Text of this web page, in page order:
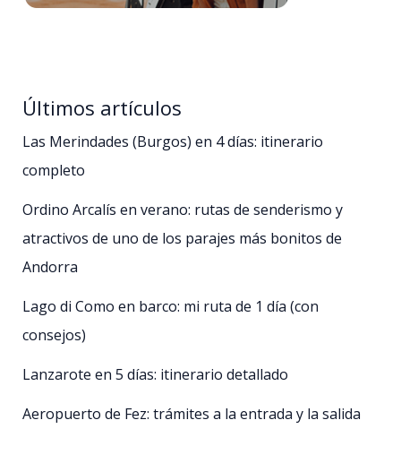
Últimos artículos
Las Merindades (Burgos) en 4 días: itinerario
completo
Ordino Arcalís en verano: rutas de senderismo y
atractivos de uno de los parajes más bonitos de
Andorra
Lago di Como en barco: mi ruta de 1 día (con
consejos)
Lanzarote en 5 días: itinerario detallado
Aeropuerto de Fez: trámites a la entrada y la salida